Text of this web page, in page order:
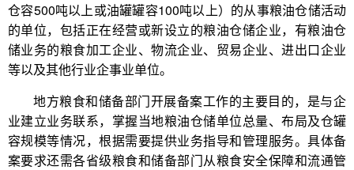
仓容500吨以上或油罐罐容100吨以上）的从事粮油仓储活动
的单位，包括正在经营或新设立的粮油仓储企业，有粮油仓
储业务的粮食加工企业、物流企业、贸易企业、进出口企业
等以及其他行业企事业单位。
地方粮食和储备部门开展备案工作的主要目的，是与企
业建立业务联系，掌握当地粮油仓储单位总量、布局及仓罐
容规模等情况，根据需要提供业务指导和管理服务。具体备
案要求还需各省级粮食和储备部门从粮食安全保障和流通管